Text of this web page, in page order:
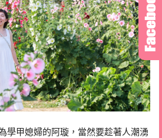
學甲媳婦的阿璇，當然要趁著人潮湧